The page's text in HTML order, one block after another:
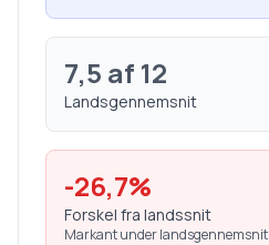
7,5 af 12
Landsgennemsnit
-26,7%
Forskel fra landssnit
Markant under landsgennemsnit